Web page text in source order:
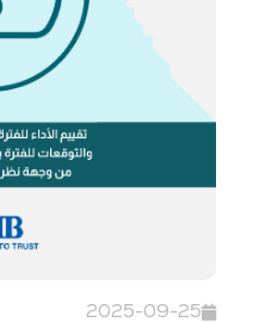
2025-09-25